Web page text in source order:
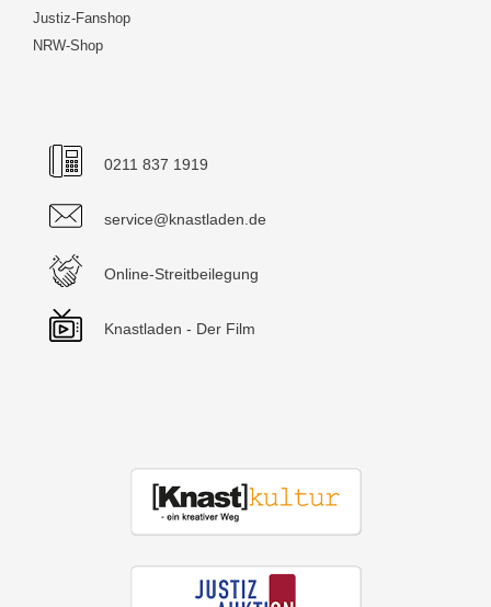
Justiz-Fanshop
NRW-Shop
0211 837 1919
service@knastladen.de
Online-Streitbeilegung
Knastladen - Der Film